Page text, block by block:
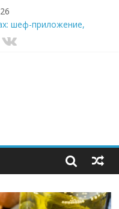
шеф-приложение,
полётах дронов и
кокосовая вода с
главным трендом